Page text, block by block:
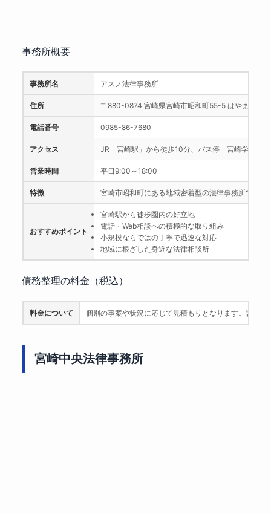
事務所概要
事務所名 アスノ法律事務所
住所 〒880-0874 宮崎県宮崎市昭和町55-5 はやまビル2
電話番号 0985-86-7680
アクセス JR「宮崎駅」から徒歩10分、バス停「宮崎学園」
営業時間 平日9:00～18:00
特徴 宮崎市昭和町にある地域密着型の法律事務所です
おすすめポイント
宮崎駅から徒歩圏内の好立地
電話・Web相談への積極的な取り組み
小規模ならではの丁寧で迅速な対応
地域に根ざした身近な法律相談所
債務整理の料金（税込）
料金について 個別の事案や状況に応じて見積もりとなります。詳細
宮崎中央法律事務所